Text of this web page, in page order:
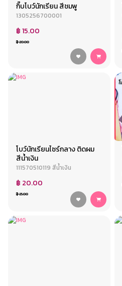
กิ๊บโบว์นักเรียน สีชมพู
1305256700001
฿ 15.00
฿ 20.00
โบว์นักเรียนไซร์กลาง ติดผม
สีน้ำเงิน
111570510119 สีน้ำเงิน
฿ 20.00
฿ 25.00